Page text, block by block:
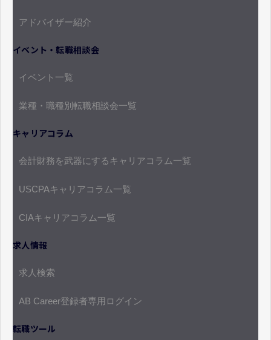
アドバイザー紹介
イベント・転職相談会
イベント一覧
業種・職種別転職相談会一覧
キャリアコラム
会計財務を武器にするキャリアコラム一覧
USCPAキャリアコラム一覧
CIAキャリアコラム一覧
求人情報
求人検索
AB Career登録者専用ログイン
転職ツール